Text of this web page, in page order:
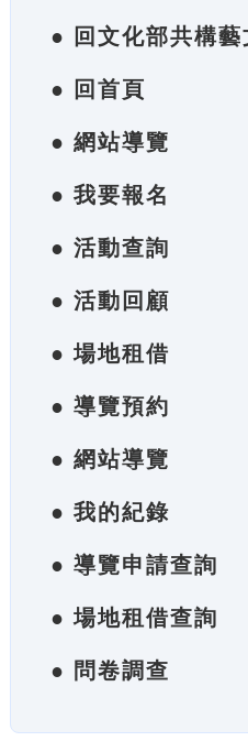
● 回文化部共構
● 回首頁
● 網站導覽
● 我要報名
● 活動查詢
● 活動回顧
● 場地租借
● 導覽預約
● 網站導覽
● 我的紀錄
● 導覽申請查詢
● 場地租借查詢
● 問卷調查